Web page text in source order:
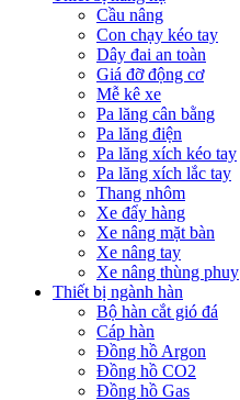
Cầu nâng
Con chạy kéo tay
Dây đai an toàn
Giá đỡ động cơ
Mễ kê xe
Pa lăng cân bằng
Pa lăng điện
Pa lăng xích kéo tay
Pa lăng xích lắc tay
Thang nhôm
Xe đẩy hàng
Xe nâng mặt bàn
Xe nâng tay
Xe nâng thùng phuy
Thiết bị ngành hàn
Bộ hàn cắt gió đá
Cáp hàn
Đồng hồ Argon
Đồng hồ CO2
Đồng hồ Gas